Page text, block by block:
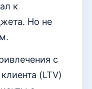
к
Но не
с
(LTV)